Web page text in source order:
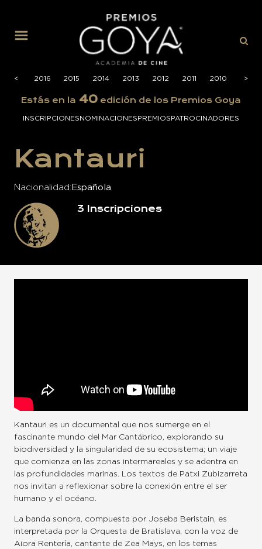
<
2017 2016 2015 2014 2013 2012 2011 2010 2009
>
Estás en la 40 edición de los Premios Goya
INSCRIPCIONESNOMINACIONESPREMIOSPATROCINADORES
Kantauri
Nacionalidad Española
3 Inscripciones
Kantauri es un documental que nos sumerge en el
fascinante mundo del Mar Cantábrico, explorando su
biodiversidad y la singularidad de su ecosistema; un viaje
que comienza en las zonas intermareales y se adentra en
las profundidades marinas. Los textos de Patxi Zubizarreta
nos invitan a reflexionar sobre la conexión entre el ser
humano y el océano.
La banda sonora, compuesta por Joseba Beristain, es
interpretada por la Orquesta de Bratislava, con la voz de
Aiora Rentería, cantante de Zea Mays, en los temas